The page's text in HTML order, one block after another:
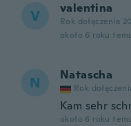
V valentina
Rok dołączenia
około 6 roku
N Natascha
Rok
Kam sehr
około 6 roku